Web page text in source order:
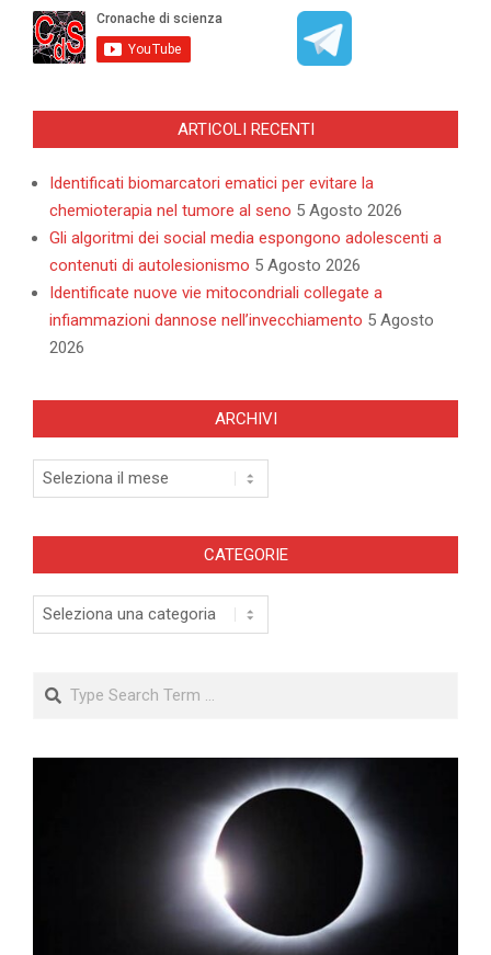
ARTICOLI RECENTI
Identificati biomarcatori ematici per evitare la
chemioterapia nel tumore al seno 5 Agosto 2026
Gli algoritmi dei social media espongono adolescenti a
contenuti di autolesionismo 5 Agosto 2026
Identificate nuove vie mitocondriali collegate a
infiammazioni dannose nell’invecchiamento 5 Agosto
2026
ARCHIVI
Archivi
CATEGORIE
Categorie
Search